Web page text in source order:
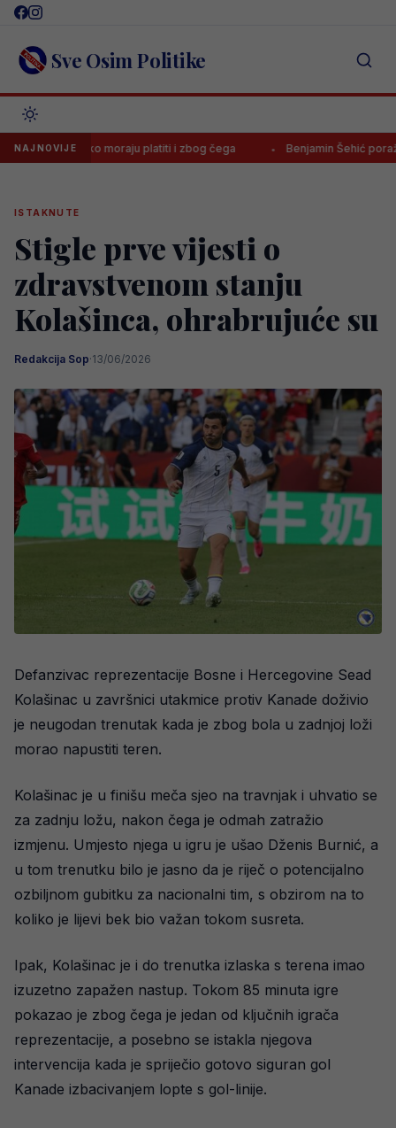
Skip
content Sve Osim Politike
NAJNOVIJE
koliko moraju platiti i zbog čega Benjamin Šehić poražen
ISTAKNUTE
Stigle prve vijesti o
zdravstvenom stanju
Kolašinca, ohrabrujuće su
Redakcija Sop·13/06/2026
Defanzivac reprezentacije Bosne i Hercegovine Sead
Kolašinac u završnici utakmice protiv Kanade doživio
je neugodan trenutak kada je zbog bola u zadnjoj loži
morao napustiti teren.
Kolašinac je u finišu meča sjeo na travnjak i uhvatio se
za zadnju ložu, nakon čega je odmah zatražio
izmjenu. Umjesto njega u igru je ušao Dženis Burnić, a
u tom trenutku bilo je jasno da je riječ o potencijalno
ozbiljnom gubitku za nacionalni tim, s obzirom na to
koliko je lijevi bek bio važan tokom susreta.
Ipak, Kolašinac je i do trenutka izlaska s terena imao
izuzetno zapažen nastup. Tokom 85 minuta igre
pokazao je zbog čega je jedan od ključnih igrača
reprezentacije, a posebno se istakla njegova
intervencija kada je spriječio gotovo siguran gol
Kanade izbacivanjem lopte s gol-linije.